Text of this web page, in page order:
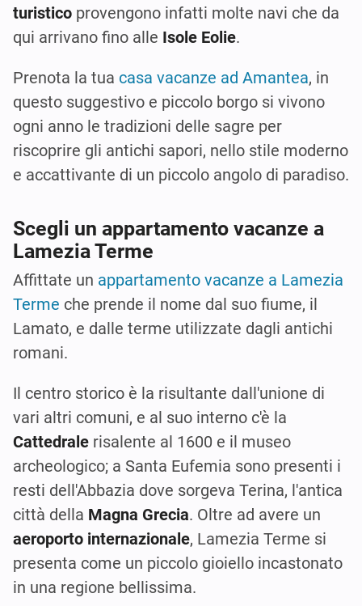
turistico provengono infatti molte navi che da
qui arrivano fino alle Isole Eolie.
Prenota la tua casa vacanze ad Amantea, in
questo suggestivo e piccolo borgo si vivono
ogni anno le tradizioni delle sagre per
riscoprire gli antichi sapori, nello stile moderno
e accattivante di un piccolo angolo di paradiso.
Scegli un appartamento vacanze a
Lamezia Terme
Affittate un appartamento vacanze a Lamezia
Terme che prende il nome dal suo fiume, il
Lamato, e dalle terme utilizzate dagli antichi
romani.
Il centro storico è la risultante dall'unione di
vari altri comuni, e al suo interno c'è la
Cattedrale risalente al 1600 e il museo
archeologico; a Santa Eufemia sono presenti i
resti dell'Abbazia dove sorgeva Terina, l'antica
città della Magna Grecia. Oltre ad avere un
aeroporto internazionale, Lamezia Terme si
presenta come un piccolo gioiello incastonato
in una regione bellissima.